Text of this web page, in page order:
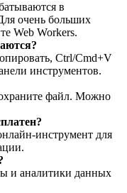
в
очень больших
Web Workers.
Ctrl/Cmd+V
инструментов.
файл. Можно
для
и аналитики данных